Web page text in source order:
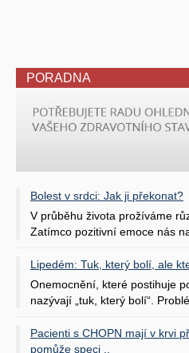
PORADNA
Bolest v srdci: Jak ji překonat?
V průběhu života prožíváme
Zatímco pozitivní emoce nás
Lipedém: Tuk, který bolí, ale
Onemocnění, které postihuje
nazývají „tuk, který bolí“.
Pacienti s CHOPN mají v krvi
pomůže speci ..